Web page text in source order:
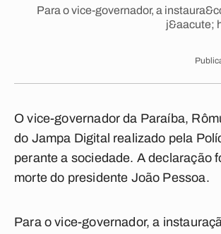
Para o vice-governador, a
j&aacute;
O vice-governador da Paraíba,
do Jampa Digital realizado pela
perante a sociedade. A declaração
morte do presidente João Pessoa.
Para o vice-governador, a